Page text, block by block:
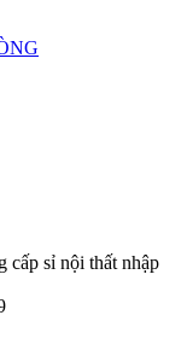
cấp sỉ nội thất nhập